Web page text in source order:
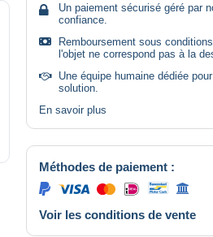
Un paiement sécurisé géré par
confiance.
Remboursement sous
l'objet ne correspond pas à la
Une équipe humaine dédiée
solution.
En savoir plus
Méthodes de paiement :
Voir les conditions de vente